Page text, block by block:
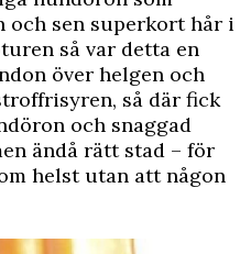
och sen superkort hår i
så var detta en
över helgen och
så där fick
och snaggad
ändå rätt stad – för
helst utan att någon